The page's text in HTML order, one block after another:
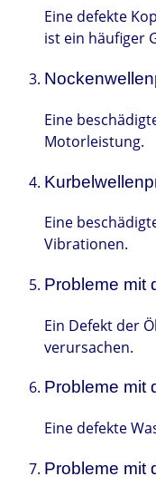
Eine defekte
ist ein häufiger
Eine
Motorleistung.
Eine
Vibrationen.
Probleme mit
Ein Defekt der
verursachen.
Probleme mit
Eine defekte
Probleme mit